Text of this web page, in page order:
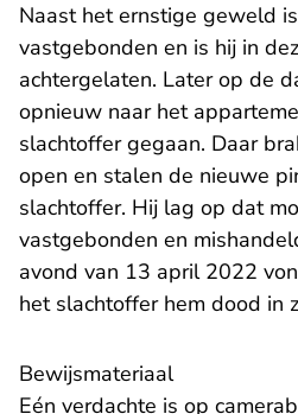
Naast het ernstige geweld
vastgebonden en is hij in
achtergelaten. Later op de
opnieuw naar het
slachtoffer gegaan. Daar
open en stalen de nieuwe
slachtoffer. Hij lag op dat
vastgebonden en
avond van 13 april 2022
het slachtoffer hem dood in
Bewijsmateriaal
Eén verdachte is op